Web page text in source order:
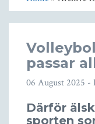
passar
06 August 2025 -
Därför
sporten